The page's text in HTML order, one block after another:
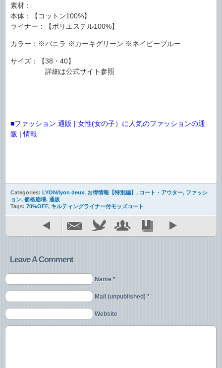
素材：
本体：【コットン100%】
ライナー：【ポリエステル100%】
カラー：※バニラ ※カーキグリーン ※ネイビーブルー
サイズ：【38・40】
詳細は公式サイト参照
■ファッション 通販 | 女性(女の子）に人気のファッションの通
販 | 情報
Categories: LYON/lyon deux, お得情報【特別編】 , コート・アウター, ファッシ
ョン, 価格崩壊, 通販
Tags: 70%OFF, キルティングライナー付モッズコート
Leave A Comment
Name *
Mail (unpublished) *
Website